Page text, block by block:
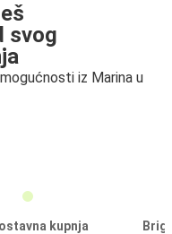
svog
iz Marina u
kupnja